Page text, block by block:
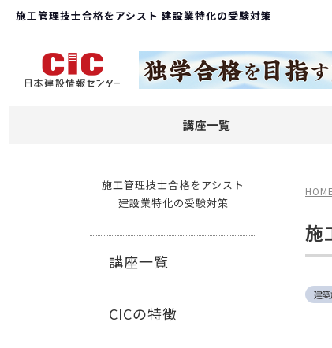
講座一覧
施工管理技士合格をアシスト 建設業特化の受験対策
施工管理技士合格をアシスト
建設業特化の受験対策
講座一覧
CICの特徴
HOME
施
建